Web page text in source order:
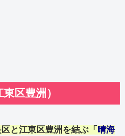
区豊洲）
と江東区豊洲を結ぶ「 晴海